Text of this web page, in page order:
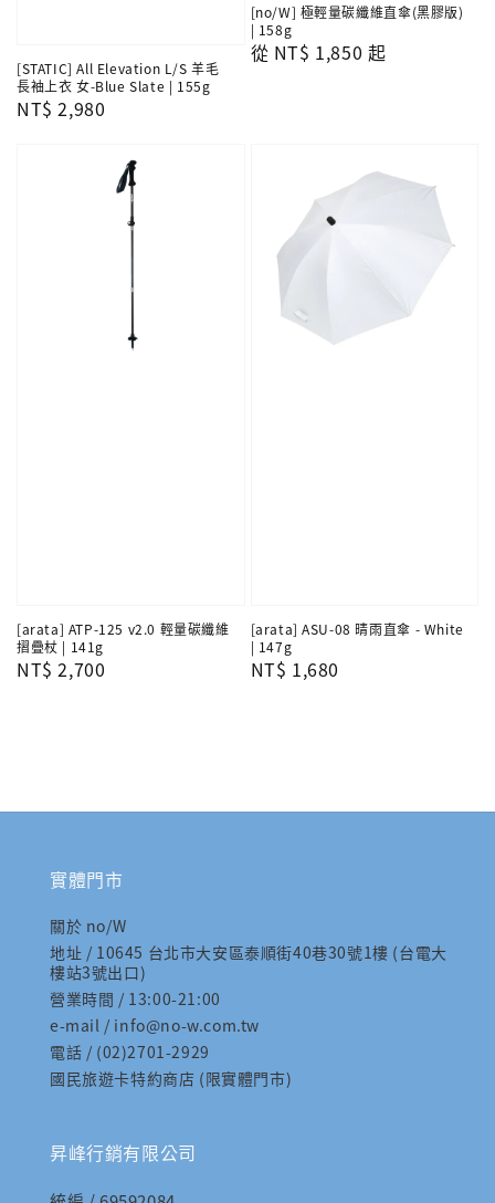
[STATIC] All Elevation L/S 羊毛
長袖上衣 女-Blue Slate | 155g
Regular
NT$ 2,980
[no/W] 極輕量碳纖維直傘(黑膠版)
| 158g
Regular
從 NT$ 1,850 起
[arata] ATP-125 v2.0 輕量碳纖維
摺疊杖 | 141g
Regular
NT$ 2,700
[arata] ASU-08 晴雨直傘 - White
| 147g
Regular
NT$ 1,680
實體門市
關於 no/W
地址 / 10645 台北市大安區泰順街40巷30號1樓 (台電大
樓站3號出口)
營業時間 / 13:00-21:00
e-mail / info@no-w.com.tw
電話 / (02)2701-2929
國民旅遊卡特約商店 (限實體門市)
昇峰行銷有限公司